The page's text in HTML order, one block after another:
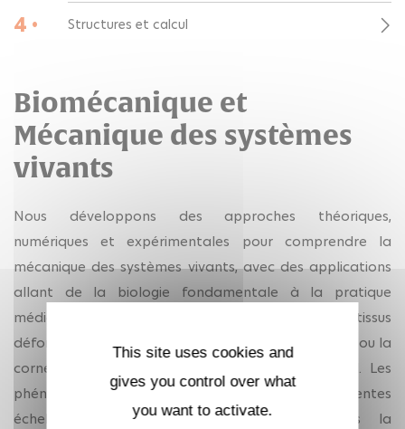
4 • Structures et calcul
Biomécanique et
Mécanique des systèmes
vivants
Nous développons des approches théoriques,
numériques et expérimentales pour comprendre la
mécanique des systèmes vivants, avec des applications
allant de la biologie fondamentale à la pratique
médicale. Nos travaux se concentrent sur les tissus
déformables tels que le cœur, les poumons, la peau ou la
cornée, où la microstructure joue un rôle central. Les
phénomènes biologiques se produisant à différentes
échelles, des événements moléculaires dans la
This site uses cookies and
gives you control over what
you want to activate.